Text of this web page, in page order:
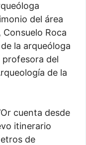
del área
Roca
la arqueóloga
profesora del
de la
cuenta desde
itinerario
de